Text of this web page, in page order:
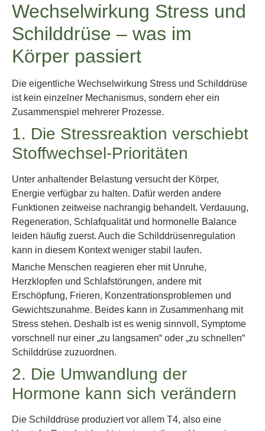
Wechselwirkung Stress und
Schilddrüse – was im
Körper passiert
Die eigentliche Wechselwirkung Stress und Schilddrüse
ist kein einzelner Mechanismus, sondern eher ein
Zusammenspiel mehrerer Prozesse.
1. Die Stressreaktion verschiebt
Stoffwechsel-Prioritäten
Unter anhaltender Belastung versucht der Körper,
Energie verfügbar zu halten. Dafür werden andere
Funktionen zeitweise nachrangig behandelt. Verdauung,
Regeneration, Schlafqualität und hormonelle Balance
leiden häufig zuerst. Auch die Schilddrüsenregulation
kann in diesem Kontext weniger stabil laufen.
Manche Menschen reagieren eher mit Unruhe,
Herzklopfen und Schlafstörungen, andere mit
Erschöpfung, Frieren, Konzentrationsproblemen und
Gewichtszunahme. Beides kann in Zusammenhang mit
Stress stehen. Deshalb ist es wenig sinnvoll, Symptome
vorschnell nur einer „zu langsamen“ oder „zu schnellen“
Schilddrüse zuzuordnen.
2. Die Umwandlung der
Hormone kann sich verändern
Die Schilddrüse produziert vor allem T4, also eine